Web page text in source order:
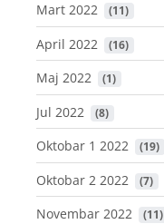
Mart 2022 (11)
April 2022 (16)
Maj 2022 (1)
Jul 2022 (8)
Oktobar 1 2022 (19)
Oktobar 2 2022 (7)
Novembar 2022 (11)